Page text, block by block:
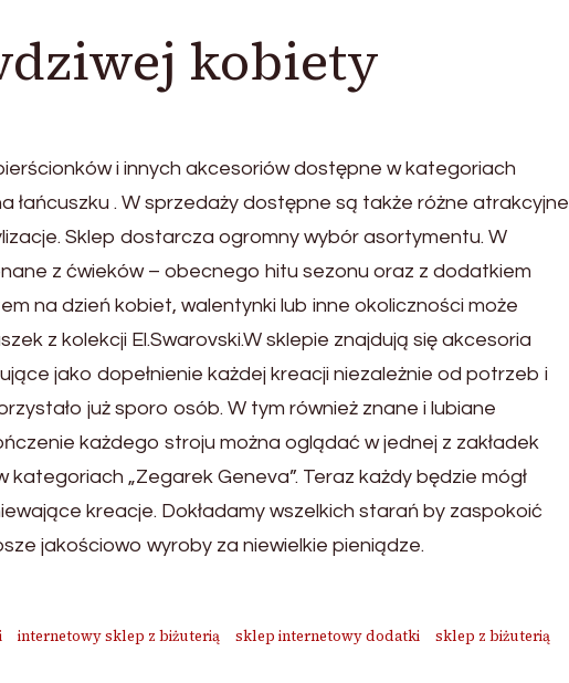
kobiety
i innych akcesoriów dostępne w kategoriach
łańcuszku . W sprzedaży dostępne są także różne atrakcyjne
Sklep dostarcza ogromny wybór asortymentu. W
z ćwieków – obecnego hitu sezonu oraz z dodatkiem
na dzień kobiet, walentynki lub inne okoliczności może
z kolekcji El.Swarovski.W sklepie znajdują się akcesoria
jako dopełnienie każdej kreacji niezależnie od potrzeb i
już sporo osób. W tym również znane i lubiane
każdego stroju można oglądać w jednej z zakładek
„Zegarek Geneva”. Teraz każdy będzie mógł
kreacje. Dokładamy wszelkich starań by zaspokoić
jakościowo wyroby za niewielkie pieniądze.
internetowy sklep z biżuterią sklep internetowy dodatki sklep z biżuterią